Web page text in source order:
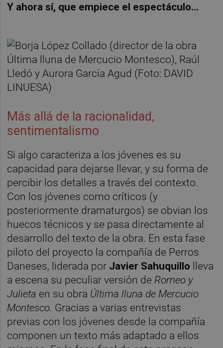
Y ahora sí, que empiece el espectáculo…
Más allá de la racionalidad,
sentimentalismo
Si algo caracteriza a los jóvenes es su
capacidad para dejarse llevar, y su forma de
percibir los detalles a través del contexto.
Con los jóvenes como críticos (y
posteriormente dramaturgos) se obvian los
huecos técnicos y se pasa directamente al
desarrollo del texto de la obra. En esta fase
piloto del proyecto la compañía de Perros
Daneses, liderada por Javier Sahuquillo lleva
a escena su peculiar versión de Romeo y
Julieta en su obra Última lluna de Mercucio
Montesco. Gracias a varias entrevistas
previas con los jóvenes desde la compañía
componen un texto más adaptado a ellos